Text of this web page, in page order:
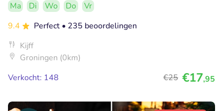
Ma Di Wo Do
Vr
9.4
Perfect • 235 beoordelingen
Kijff
Groningen (0km)
Verkocht: 148
€25 €17,95